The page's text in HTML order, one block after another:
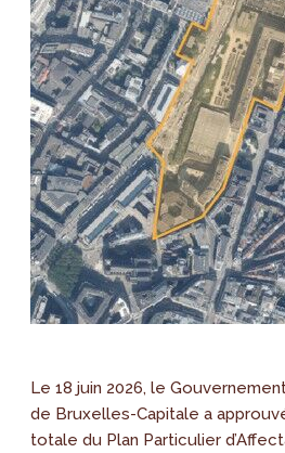
Le 18 juin 2026, le
de Bruxelles-Capitale a
totale du Plan Particulier